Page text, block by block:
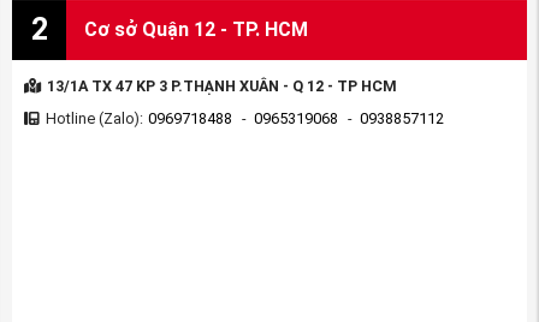
2 Cơ sở Quận 12 - TP. HCM
13/1A TX 47 KP 3 P.THẠNH XUÂN - Q 12 - TP HCM
Hotline (Zalo): 0969718488 - 0965319068 - 0938857112